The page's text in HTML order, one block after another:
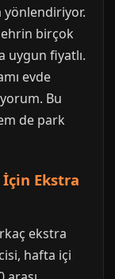
yönlendiriyor.
birçok
uygun fiyatlı.
evde
Bu
de park
İçin Ekstra
ekstra
hafta içi